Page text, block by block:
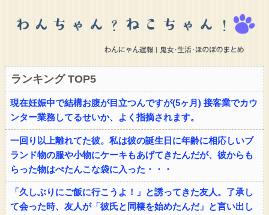
ランキング TOP5
現在妊娠中で結構お腹が目立つんですが(5ヶ月) 接客業でカウ
ンター業務してるせいか、よく指摘されます。
一回り以上離れてた彼。私は彼の誕生日に年齢に相応しいブ
ランド物の服や小物にケーキもあげてきたんだが、彼からも
らった物はぺたんこな袋に入った・・・
「久しぶりにご飯に行こうよ！」と誘ってきた友人。了承し
て会った時、友人が「彼氏と同棲を始めたんだ」と言い出し